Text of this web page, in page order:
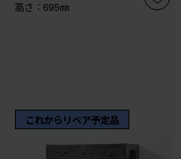
高さ：695㎜
これからリペア予定品